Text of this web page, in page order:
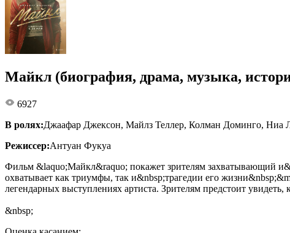
Майкл (биография, драма, музыка,
6927
В ролях:Джаафар Джексон, Майлз Теллер, Колман Доминго,
Режиссер:Антуан Фукуа
Фильм &laquo;Майкл&raquo; покажет зрителям захватывающий
охватывает как триумфы, так и&nbsp;трагедии его
легендарных выступлениях артиста. Зрителям предстоит
&nbsp;